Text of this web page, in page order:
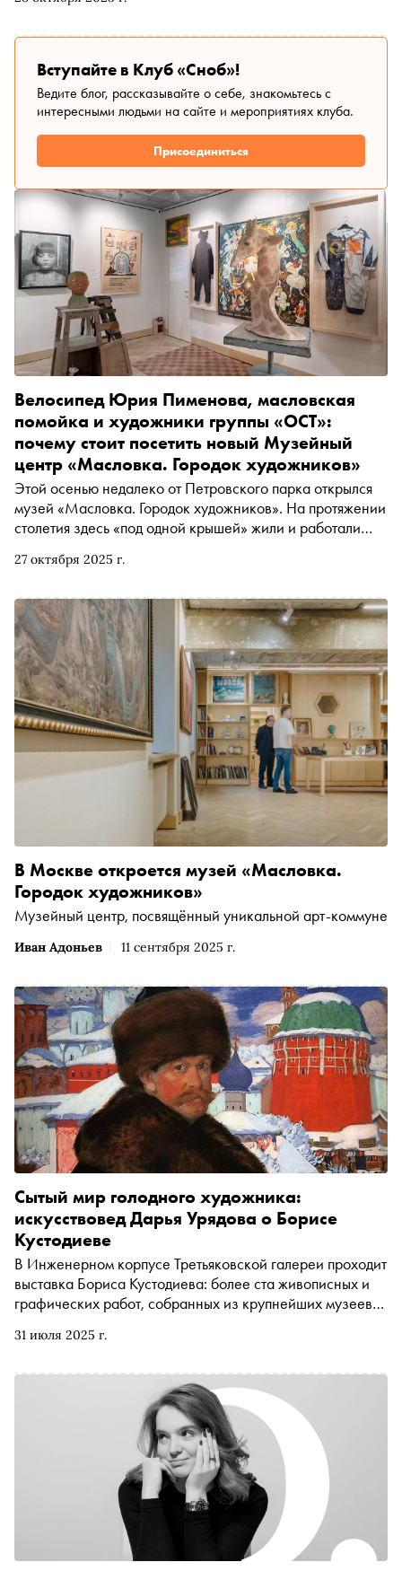
Вступайте в Клуб «Сноб»!
Ведите блог, рассказывайте о себе, знакомьтесь с
интересными людьми на сайте и мероприятиях клуба.
Присоединиться
27 октября 2025 г.
Велосипед Юрия Пименова, масловская
помойка и художники группы «ОСТ»:
почему стоит посетить новый Музейный
центр «Масловка. Городок художников»
Этой осенью недалеко от Петровского парка открылся
музей «Масловка. Городок художников». На протяжении
столетия здесь «под одной крышей» жили и работали
были сформированы художественные династии. «Сноб»
коммуне и феномене этого пространства
Иван Адоньев 11 сентября 2025 г.
В Москве откроется музей «Масловка.
Городок художников»
Музейный центр, посвящённый уникальной арт-коммуне
31 июля 2025 г.
Сытый мир голодного художника:
искусствовед Дарья Урядова о Борисе
Кустодиеве
В Инженерном корпусе Третьяковской галереи проходит
выставка Бориса Кустодиева: более ста живописных и
графических работ, собранных из крупнейших музеев
картины, почему он использовал в качестве натурщицы
критиковали современники, нам рассказала
искусствовед Дарья Урядова, ведущий координатор
выставочных проектов Музея русского импрессионизма
и лектор проекта «Прямая речь»